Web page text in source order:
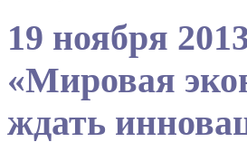
19 ноября
«Мировая
ждать